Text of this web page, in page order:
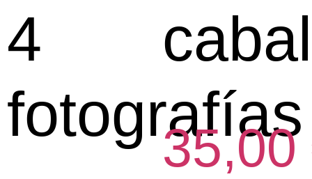
4
fotografías
35,00